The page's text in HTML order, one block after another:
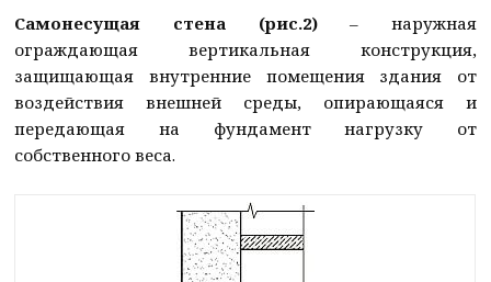
Самонесущая стена (рис.2)– наружная
ограждающая вертикальная конструкция,
защищающая внутренние помещения здания от
воздействия внешней среды, опирающаяся и
передающая на фундамент нагрузку от
собственного веса.